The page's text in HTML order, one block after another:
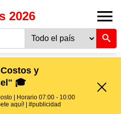
2026
y
🎓
| Horario 07:00 - 10:00
aquí! | #publicidad